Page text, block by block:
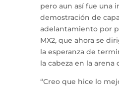
pero aun así fue una
demostración de
adelantamiento por
MX2, que ahora se
la esperanza de
la cabeza en la arena
“Creo que hice lo